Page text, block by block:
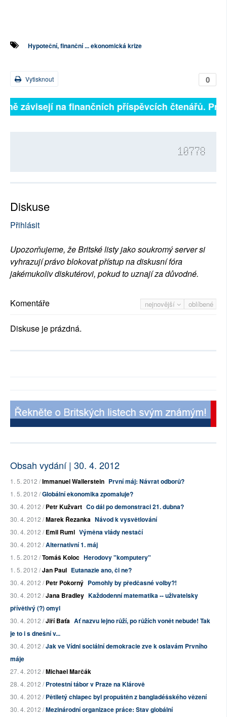
Hypoteční, finanční ... ekonomická krize
0
Vytisknout
závisejí na finančních příspěvcích čtenářů.
10778
Diskuse
Přihlásit
Upozorňujeme, že Britské listy jako soukromý server si
vyhrazují právo blokovat přístup na diskusní fóra
jakémukoliv diskutérovi, pokud to uznají za důvodné.
nejnovější oblíbené
Komentáře
Diskuse je prázdná.
Obsah vydání | 30. 4. 2012
1. 5. 2012 /Immanuel Wallerstein První máj: Návrat odborů?
1. 5. 2012 /Globální ekonomika zpomaluje?
30. 4. 2012 /Petr Kužvart Co dál po demonstraci 21. dubna?
30. 4. 2012 /Marek Řezanka Návod k vysvětlování
30. 4. 2012 /Emil Ruml Výměna vlády nestačí
30. 4. 2012 /Alternativní 1. máj
1. 5. 2012 /Tomáš Koloc Herodovy "komputery"
1. 5. 2012 /Jan Paul Eutanazie ano, či ne?
30. 4. 2012 /Petr Pokorný Pomohly by předčasné volby?!
30. 4. 2012 /Jana Bradley Každodenní matematika -- uživatelsky
přívětivý (?) omyl
30. 4. 2012 /Jiří Baťa Ať nazvu lejno růží, po růžích vonět nebude! Tak
je to i s dnešní v...
30. 4. 2012 /Jak ve Vídni sociální demokracie zve k oslavám Prvního
máje
27. 4. 2012 /Michael Marčák
28. 4. 2012 /Protestní tábor v Praze na Klárově
30. 4. 2012 /Pětiletý chlapec byl propuštěn z bangladéšského vězení
30. 4. 2012 /Mezinárodní organizace práce: Stav globální